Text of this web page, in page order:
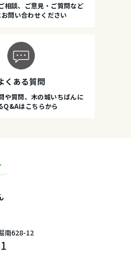
相談、ご意見・ご質問など
問い合わせください
くある質問
や質問、木の城いちばんに
Q&Aはこちらから
南628-12